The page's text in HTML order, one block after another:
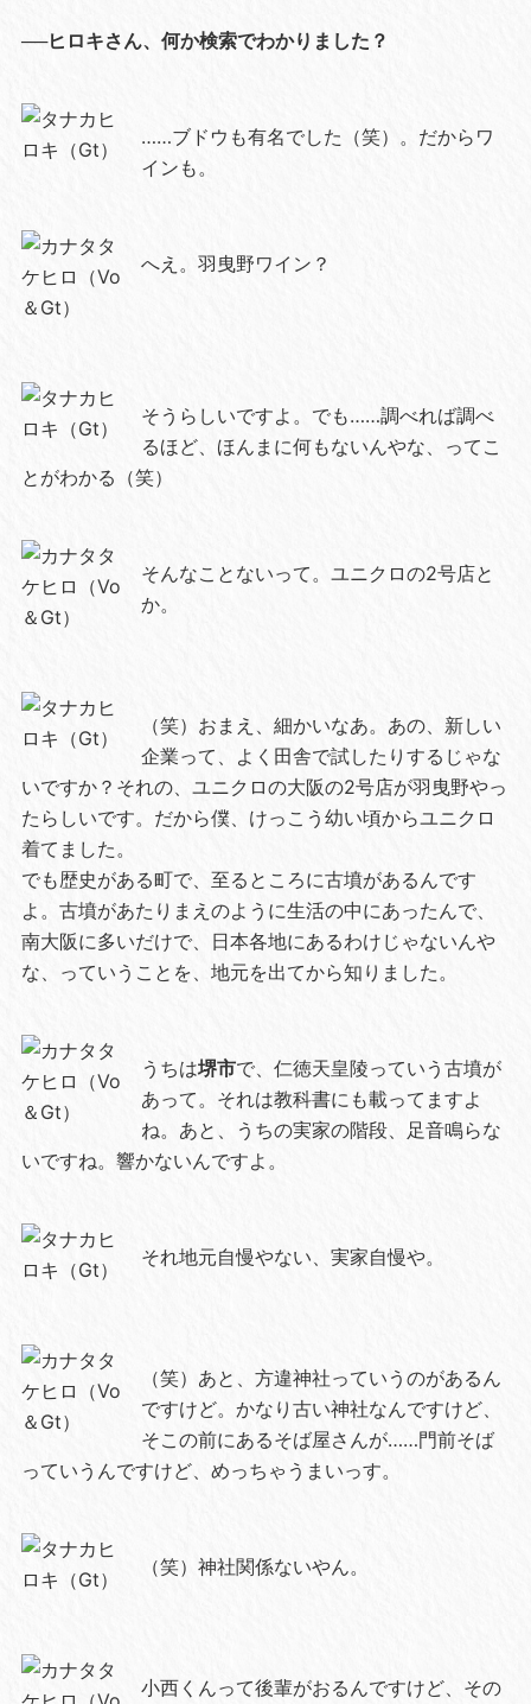
──ヒロキさん、何か検索でわかりました？
……ブドウも有名でした（笑）。だからワ
インも。
へえ。羽曳野ワイン？
そうらしいですよ。でも……調べれば調べ
るほど、ほんまに何もないんやな、ってこ
とがわかる（笑）
そんなことないって。ユニクロの2号店と
か。
（笑）おまえ、細かいなあ。あの、新しい
企業って、よく田舎で試したりするじゃな
いですか？それの、ユニクロの大阪の2号店が羽曳野やっ
たらしいです。だから僕、けっこう幼い頃からユニクロ
着てました。
でも歴史がある町で、至るところに古墳があるんです
よ。古墳があたりまえのように生活の中にあったんで、
南大阪に多いだけで、日本各地にあるわけじゃないんや
な、っていうことを、地元を出てから知りました。
うちは堺市で、仁徳天皇陵っていう古墳が
あって。それは教科書にも載ってますよ
ね。あと、うちの実家の階段、足音鳴らな
いですね。響かないんですよ。
それ地元自慢やない、実家自慢や。
（笑）あと、方違神社っていうのがあるん
ですけど。かなり古い神社なんですけど、
そこの前にあるそば屋さんが……門前そば
っていうんですけど、めっちゃうまいっす。
（笑）神社関係ないやん。
小西くんって後輩がおるんですけど、その